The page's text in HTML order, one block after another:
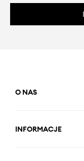
O NAS
INFORMACJE